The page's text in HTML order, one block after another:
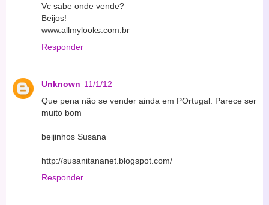
Vc sabe onde vende?
Beijos!
www.allmylooks.com.br
Responder
Unknown 11/1/12
Que pena não se vender ainda em POrtugal. Parece ser
muito bom
beijinhos Susana
http://susanitananet.blogspot.com/
Responder